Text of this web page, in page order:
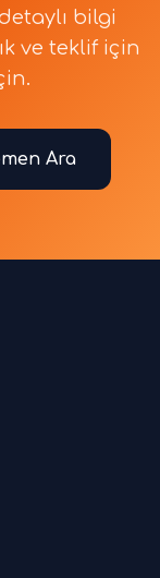
bilgi
ve teklif için
Ara